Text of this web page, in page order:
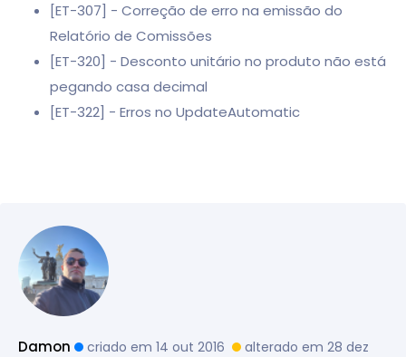
[ET-307] - Correção de erro na emissão do
Relatório de Comissões
[ET-320] - Desconto unitário no produto não está
pegando casa decimal
[ET-322] - Erros no UpdateAutomatic
Damon criado em 14 out 2016
alterado em 28 dez